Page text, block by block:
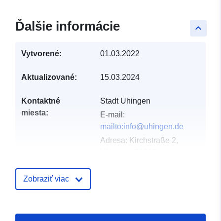
keyboard_arrow_up
Ďalšie informácie
Vytvorené: 01.03.2022
Aktualizované: 15.03.2024
Kontaktné
miesta:
Stadt Uhingen
E-mail:
mailto:info@uhingen.de
Adresa: Kirchstraße 2,
Katalógový
Pridané k údajom.europa.eu: 21
Zobraziť viac